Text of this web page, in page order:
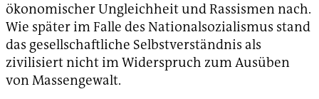
ökonomischer Ungleichheit und Rassismen nach.
Wie später im Falle des Nationalsozialismus stand
das gesellschaftliche Selbstverständnis als
zivilisiert nicht im Widerspruch zum Ausüben
von Massengewalt.